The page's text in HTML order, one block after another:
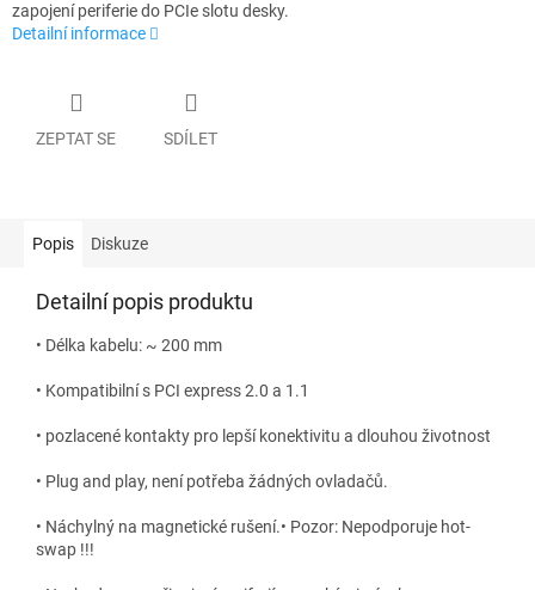
zapojení periferie do PCIe slotu desky.
Detailní informace
ZEPTAT SE SDÍLET
Popis Diskuze
Detailní popis produktu
• Délka kabelu: ~ 200 mm
• Kompatibilní s PCI express 2.0 a 1.1
• pozlacené kontakty pro lepší konektivitu a dlouhou životnost
• Plug and play, není potřeba žádných ovladačů.
• Náchylný na magnetické rušení.• Pozor: Nepodporuje hot-
swap !!!